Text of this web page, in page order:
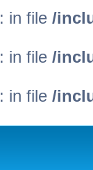
: in file /
: in file /
: in file /